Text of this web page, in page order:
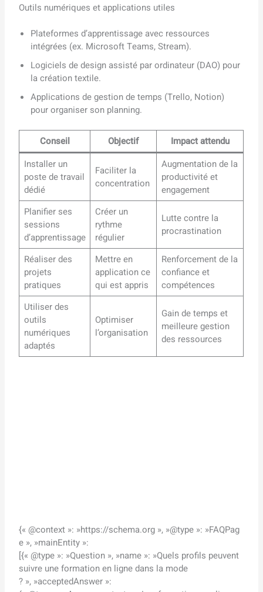
Outils numériques et applications utiles
Plateformes d’apprentissage avec ressources
intégrées (ex. Microsoft Teams, Stream).
Logiciels de design assisté par ordinateur (DAO) pour
la création textile.
Applications de gestion de temps (Trello, Notion)
pour organiser son planning.
Conseil Objectif
Impact attendu
Installer un
poste de travail
dédié
Faciliter la
concentration
Augmentation de la
productivité et
engagement
Planifier ses
sessions
d’apprentissage
Créer un
rythme
régulier
Lutte contre la
procrastination
Réaliser des
projets
pratiques
Mettre en
application ce
qui est appris
Renforcement de la
confiance et
compétences
Utiliser des
outils
numériques
adaptés
Optimiser
l’organisation
Gain de temps et
meilleure gestion
des ressources
{« @context »: »https://schema.org », »@type »: »FAQPag
e », »mainEntity »:
[{« @type »: »Question », »name »: »Quels profils peuvent
suivre une formation en ligne dans la mode
? », »acceptedAnswer »: